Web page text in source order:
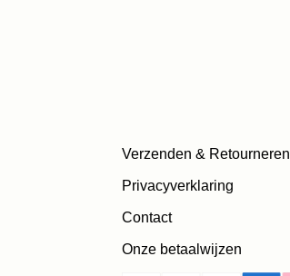
Verzenden & Retourneren
Privacyverklaring
Contact
Onze betaalwijzen